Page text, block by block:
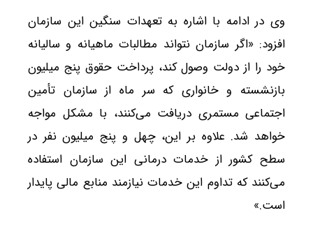
وی در ادامه با اشاره به تعهدات سنگین این سازمان
افزود: «اگر سازمان نتواند مطالبات ماهیانه و سالیانه
خود را از دولت وصول کند، پرداخت حقوق پنج میلیون
بازنشسته و خانواری که سر ماه از سازمان تأمین
اجتماعی مستمری دریافت می‌کنند، با مشکل مواجه
خواهد شد. علاوه بر این، چهل و پنج میلیون نفر در
سطح کشور از خدمات درمانی این سازمان استفاده
می‌کنند که تداوم این خدمات نیازمند منابع مالی پایدار
است.»